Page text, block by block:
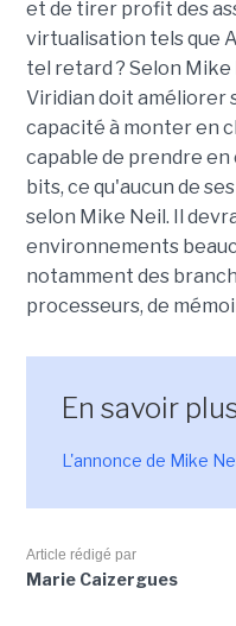
et de tirer profit des
virtualisation tels que
tel retard ? Selon
Viridian doit améliorer
capacité à monter en
capable de prendre
bits, ce qu'aucun de
selon Mike Neil. Il
environnements
notamment des
processeurs, de
En savoir
L'annonce de Mike
Article rédigé par
Marie Caizergues